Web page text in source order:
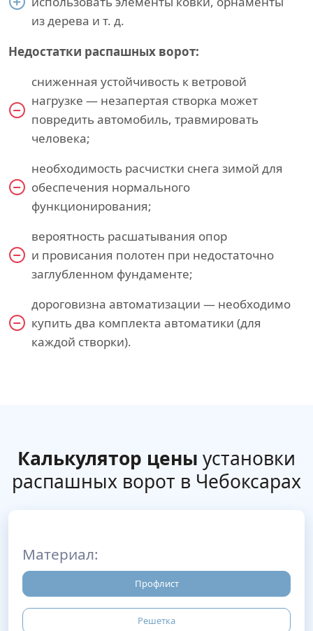
из дерева и т. д.
Недостатки распашных ворот:
сниженная устойчивость к ветровой
нагрузке — незапертая створка может
повредить автомобиль, травмировать
человека;
необходимость расчистки снега зимой для
обеспечения нормального
функционирования;
вероятность расшатывания опор
и провисания полотен при недостаточно
заглубленном фундаменте;
дороговизна автоматизации — необходимо
купить два комплекта автоматики (для
каждой створки).
Калькулятор цены установки
распашных ворот в Чебоксарах
Материал:
Профлист
Решетка